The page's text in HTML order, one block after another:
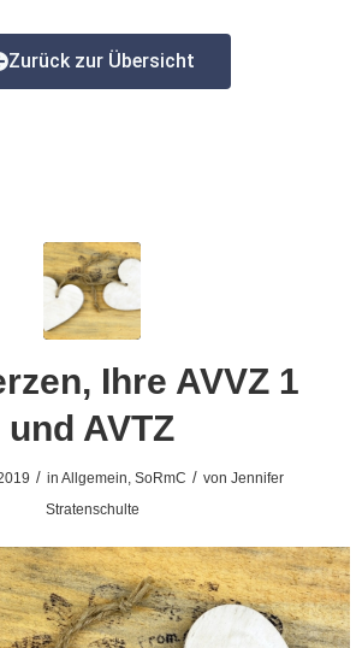
Zurück zur Übersicht
Ihre AVVZ 1
und AVTZ
/ inAllgemein,SoRmC / vonJennifer
Stratenschulte